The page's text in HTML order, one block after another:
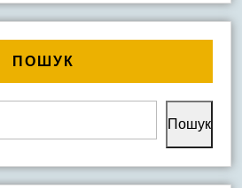
ПОШУК
Пошук